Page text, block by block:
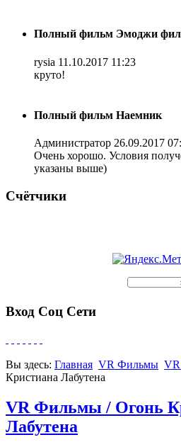
Полный фильм Эмоджи
rysia 11.10.2017 11:23
круто!
Полный фильм Наемник
Администратор 26.09.2017
Очень хорошо. Условия
указаны выше)
Счётчики
Вход Соц Сети
Вы здесь: Главная VR Фильмы
Кристиана Лабутена
VR Фильмы / Огонь
Лабутена